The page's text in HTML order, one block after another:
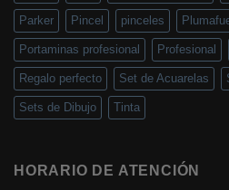
Parker Pincel pinceles
Portaminas profesional Profesional
Regalo perfecto Set de Acuarelas
Sets de Dibujo Tinta
HORARIO DE ATENCIÓN